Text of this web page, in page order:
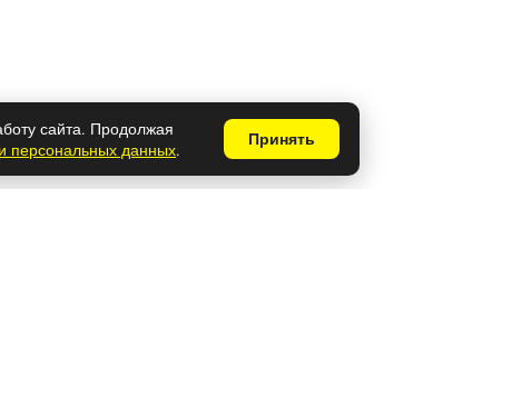
сайта. Продолжая
персональных данных. Принять